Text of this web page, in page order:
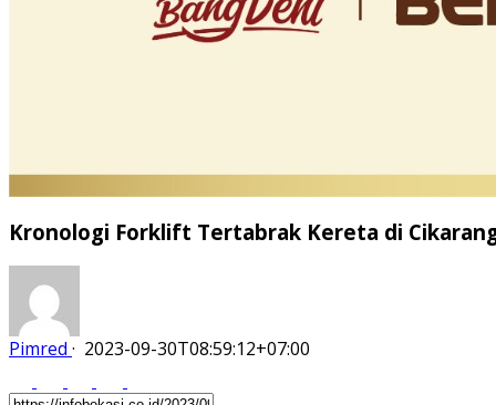
Kronologi Forklift Tertabrak Kereta di
Pimred · 2023-09-30T08:59:12+07:00